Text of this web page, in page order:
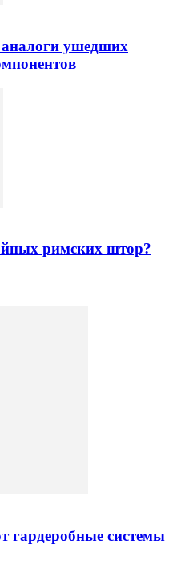
ушедших
римских штор?
гардеробные системы